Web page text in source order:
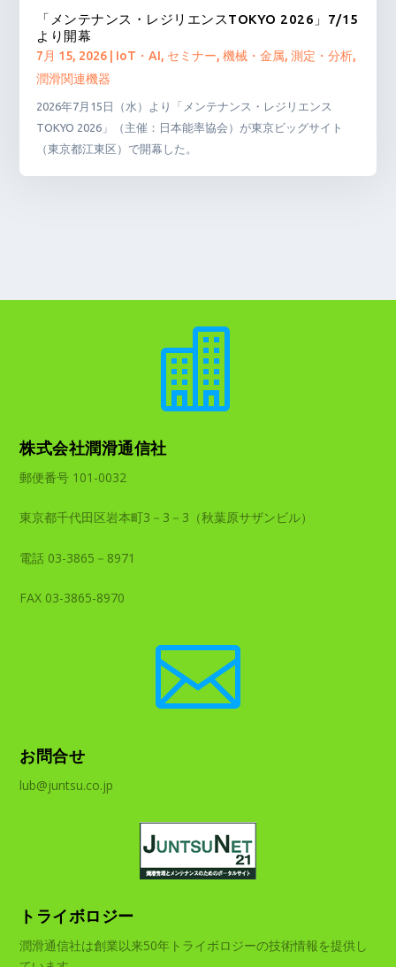
「メンテナンス・レジリエンスTOKYO 2026」7/15
より開幕
7月 15, 2026 IoT・AI, セミナー,機械・金属,測定・分析,
潤滑関連機器
2026年7月15日（水）より「メンテナンス・レジリエンス
TOKYO 2026」（主催：日本能率協会）が東京ビッグサイト
（東京都江東区）で開幕した。

株式会社潤滑通信社
郵便番号 101-0032
東京都千代田区岩本町3－3－3（秋葉原サザンビル）
電話 03-3865－8971
FAX 03-3865-8970

お問合せ
lub@juntsu.co.jp
トライボロジー
潤滑通信社は創業以来50年トライボロジーの技術情報を提供し